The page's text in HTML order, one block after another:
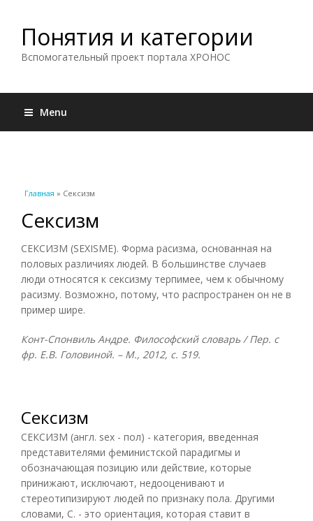
Понятия и категории
Вспомогательный проект портала ХРОНОС
Menu
Вы здесь
Главная » Сексизм
Сексизм
СЕКСИЗМ (SEXISME). Форма расизма, основанная на
половых различиях людей. В большинстве случаев
люди относятся к сексизму терпимее, чем к обычному
расизму. Возможно, потому, что распространен он не в
пример шире.
Конт-Спонвиль Андре. Философский словарь / Пер. с
фр. Е.В. Головиной. – М., 2012, с. 519.
Сексизм
СЕКСИЗМ (англ. sex - пол) - категория, введенная
представителями феминистской парадигмы и
обозначающая позицию или действие, которые
принижают, исключают, недооценивают и
стереотипизируют людей по признаку пола. Другими
словами, С. - это ориентация, которая ставит в